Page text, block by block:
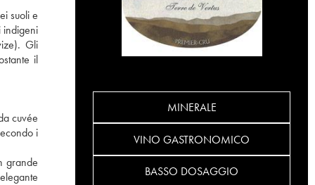
suoli e
indigeni
Gli
il
cuvée
i
grande
MINERALE
VINO GASTRONOMICO
BASSO DOSAGGIO